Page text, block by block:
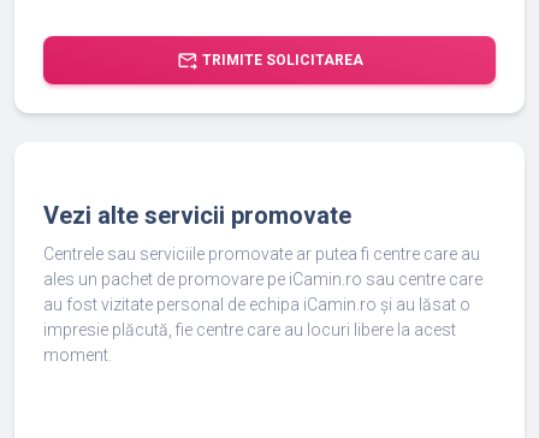
forward_to_inbox TRIMITE SOLICITAREA
Vezi alte servicii promovate
Centrele sau serviciile promovate ar putea fi centre care au
ales un pachet de promovare pe iCamin.ro sau centre care
au fost vizitate personal de echipa iCamin.ro și au lăsat o
impresie plăcută, fie centre care au locuri libere la acest
moment.